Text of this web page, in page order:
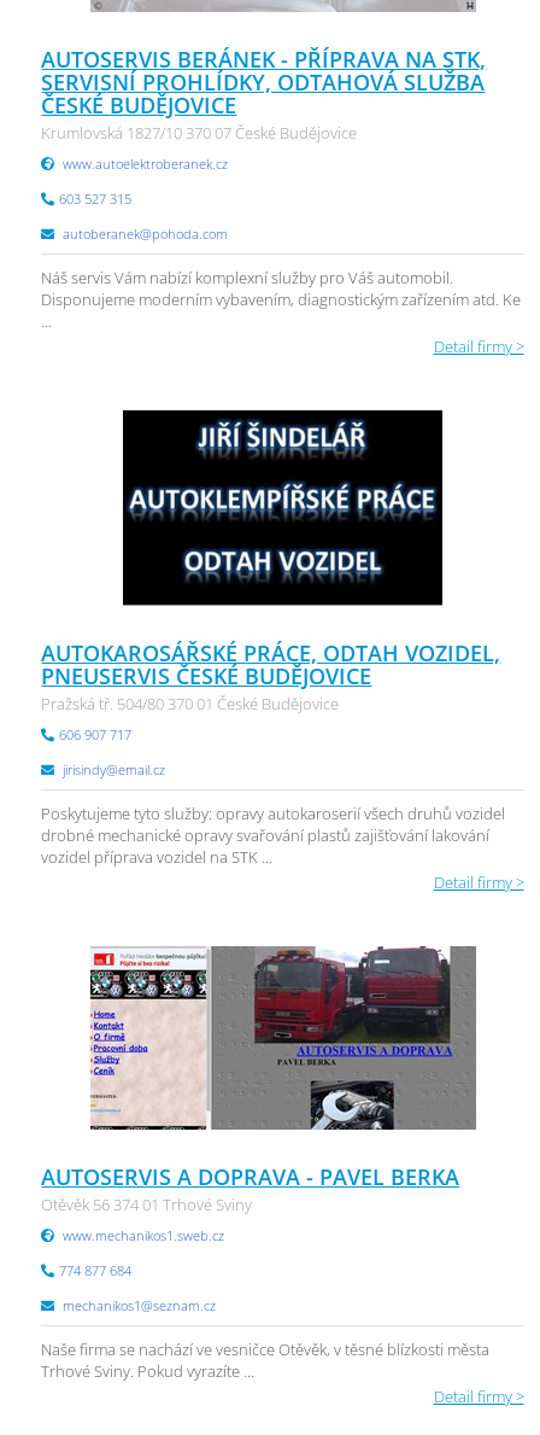
AUTOSERVIS BERÁNEK - PŘÍPRAVA NA STK,
SERVISNÍ PROHLÍDKY, ODTAHOVÁ SLUŽBA
ČESKÉ BUDĚJOVICE
Krumlovská 1827/10 370 07 České Budějovice
www.autoelektroberanek.cz
603 527 315
autoberanek@pohoda.com
Náš servis Vám nabízí komplexní služby pro Váš automobil.
Disponujeme moderním vybavením, diagnostickým zařízením atd. Ke
...
Detail firmy >
AUTOKAROSÁŘSKÉ PRÁCE, ODTAH VOZIDEL,
PNEUSERVIS ČESKÉ BUDĚJOVICE
Pražská tř. 504/80 370 01 České Budějovice
606 907 717
jirisindy@email.cz
Poskytujeme tyto služby: opravy autokaroserií všech druhů vozidel
drobné mechanické opravy svařování plastů zajišťování lakování
vozidel příprava vozidel na STK ...
Detail firmy >
AUTOSERVIS A DOPRAVA - PAVEL BERKA
Otěvěk 56 374 01 Trhové Sviny
www.mechanikos1.sweb.cz
774 877 684
mechanikos1@seznam.cz
Naše firma se nachází ve vesničce Otěvěk, v těsné blízkosti města
Trhové Sviny. Pokud vyrazíte ...
Detail firmy >